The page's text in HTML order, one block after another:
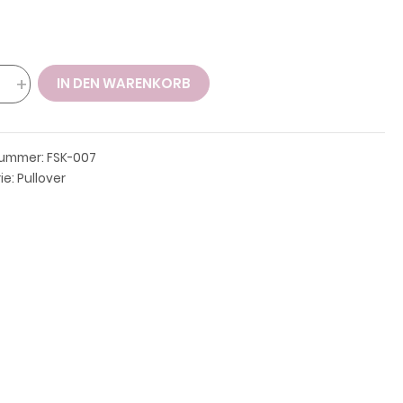
+ IN DEN WARENKORB
FSK-007
Pullover